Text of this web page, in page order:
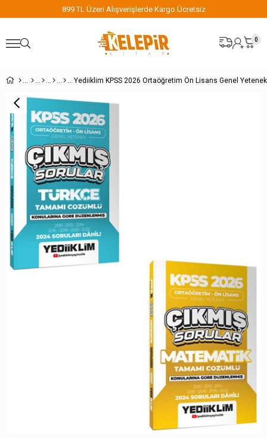
899 TL Üzeri Alışverişlerde Kargo Ücretsiz
0